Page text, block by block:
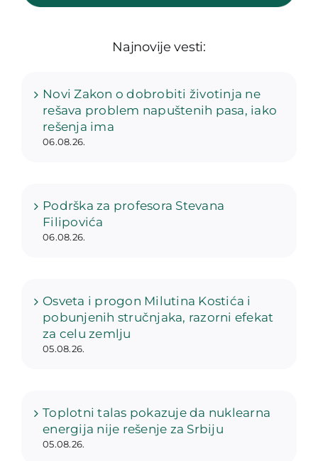
Najnovije vesti:
Novi Zakon o dobrobiti životinja ne
rešava problem napuštenih pasa, iako
rešenja ima
06.08.26.
Podrška za profesora Stevana
Filipovića
06.08.26.
Osveta i progon Milutina Kostića i
pobunjenih stručnjaka, razorni efekat
za celu zemlju
05.08.26.
Toplotni talas pokazuje da nuklearna
energija nije rešenje za Srbiju
05.08.26.